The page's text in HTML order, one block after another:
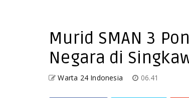
Murid SMAN 3
Negara di
Warta 24 Indonesia 06.41